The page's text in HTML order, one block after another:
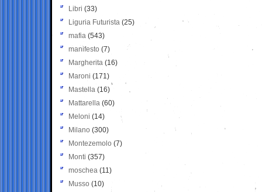
Libri (33)
Liguria Futurista (25)
mafia (543)
manifesto (7)
Margherita (16)
Maroni (171)
Mastella (16)
Mattarella (60)
Meloni (14)
Milano (300)
Montezemolo (7)
Monti (357)
moschea (11)
Musso (10)